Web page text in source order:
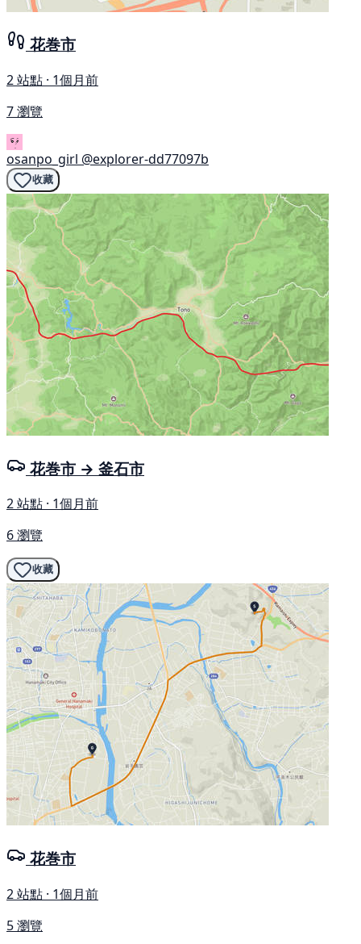
花巻市
2 站點 · 1個月前
7 瀏覽
osanpo_girl @explorer-dd77097b
收藏
花巻市 → 釜石市
2 站點 · 1個月前
6 瀏覽
收藏
花巻市
2 站點 · 1個月前
5 瀏覽